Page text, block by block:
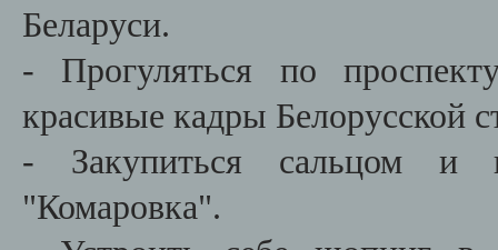
Беларуси.
- Прогуляться по
красивые кадры Белорусской
- Закупиться сальцом и
"Комаровка".